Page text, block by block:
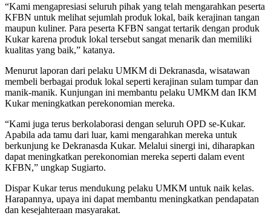
“Kami mengapresiasi seluruh pihak yang telah mengarahkan peserta
KFBN untuk melihat sejumlah produk lokal, baik kerajinan tangan
maupun kuliner. Para peserta KFBN sangat tertarik dengan produk
Kukar karena produk lokal tersebut sangat menarik dan memiliki
kualitas yang baik,” katanya.
Menurut laporan dari pelaku UMKM di Dekranasda, wisatawan
membeli berbagai produk lokal seperti kerajinan sulam tumpar dan
manik-manik. Kunjungan ini membantu pelaku UMKM dan IKM
Kukar meningkatkan perekonomian mereka.
“Kami juga terus berkolaborasi dengan seluruh OPD se-Kukar.
Apabila ada tamu dari luar, kami mengarahkan mereka untuk
berkunjung ke Dekranasda Kukar. Melalui sinergi ini, diharapkan
dapat meningkatkan perekonomian mereka seperti dalam event
KFBN,” ungkap Sugiarto.
Dispar Kukar terus mendukung pelaku UMKM untuk naik kelas.
Harapannya, upaya ini dapat membantu meningkatkan pendapatan
dan kesejahteraan masyarakat.